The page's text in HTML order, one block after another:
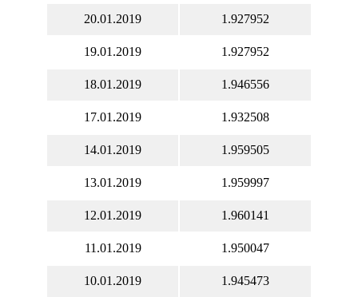
20.01.2019 1.927952
19.01.2019 1.927952
18.01.2019 1.946556
17.01.2019 1.932508
14.01.2019 1.959505
13.01.2019 1.959997
12.01.2019 1.960141
11.01.2019 1.950047
10.01.2019 1.945473